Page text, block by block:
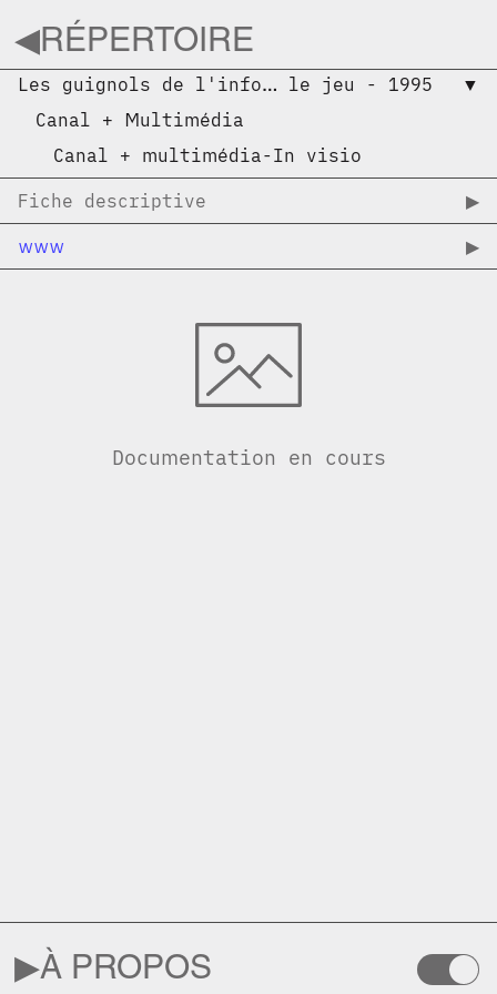
◀︎RÉPERTOIRE
Les guignols de l'info… le jeu - 1995
▼︎
Canal + Multimédia
Canal + multimédia-In visio
Fiche descriptive ▶︎
www ▶︎
Documentation en cours
▶︎À PROPOS